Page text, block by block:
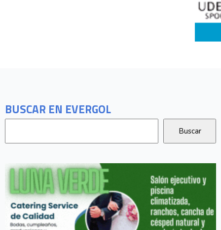
BUSCAR EN EVERGOL